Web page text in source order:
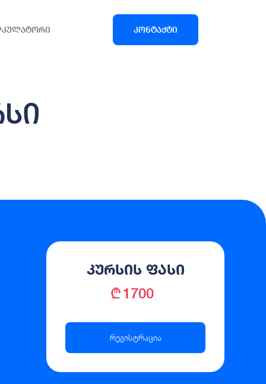
კონტაქტი
კურსის ფასი
₾ 1700
რეგისტრაცია